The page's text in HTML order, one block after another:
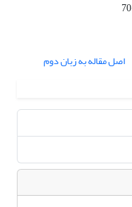
اصل مقاله به زبان دوم